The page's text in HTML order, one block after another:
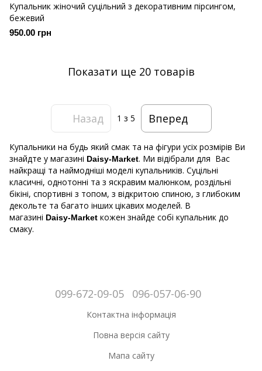
Купальник жіночий суцільний з декоративним пірсингом,
бежевий
950.00 грн
Показати ще 20 товарів
Назад 1 з 5 Вперед
Купальники на будь який смак та на фігури усіх розмірів Ви
знайдте у магазині Daisy-Market. Ми відібрали для Вас
найкращі та наймодніші моделі купальників. Суцільні
класичні, однотонні та з яскравим малюнком, роздільні
бікіні, спортивні з топом, з відкритою спиною, з глибоким
декольте та багато інших цікавих моделей. В
магазині Daisy-Market кожен знайде собі купальник до
смаку.
099-672-09-05 096-057-06-90
Контактна інформація
Повна версія сайту
Мапа сайту